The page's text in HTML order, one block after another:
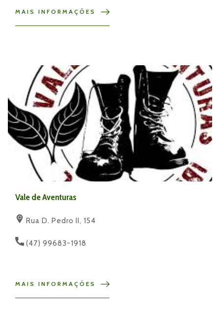
MAIS INFORMAÇÕES
Vale de Aventuras
Rua D. Pedro II, 154
(47) 99683-1918
MAIS INFORMAÇÕES